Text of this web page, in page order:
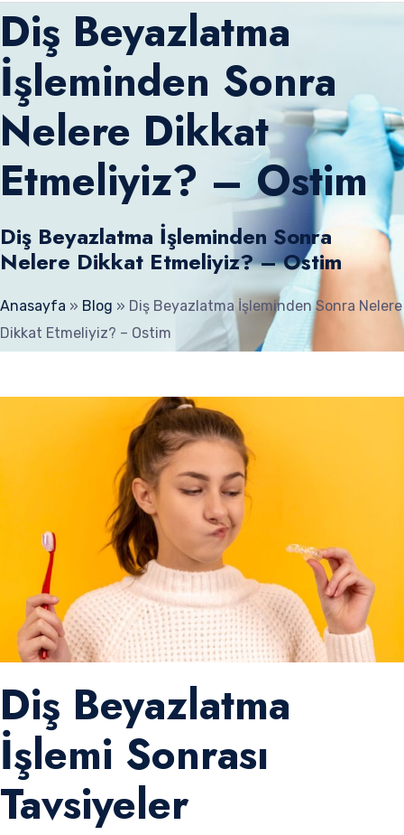
Diş Beyazlatma
İşleminden Sonra
Nelere Dikkat
Etmeliyiz? – Ostim
Diş Beyazlatma İşleminden Sonra
Nelere Dikkat Etmeliyiz? – Ostim
Anasayfa » Blog » Diş Beyazlatma İşleminden Sonra Nelere
Dikkat Etmeliyiz? – Ostim
Diş Beyazlatma
İşlemi Sonrası
Tavsiyeler